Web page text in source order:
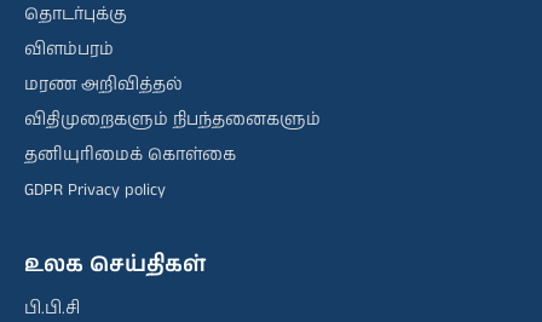
தொடர்புக்கு
விளம்பரம்
மரண அறிவித்தல்
விதிமுறைகளும் நிபந்தனைகளும்
தனியுரிமைக் கொள்கை
GDPR Privacy policy
உலக செய்திகள்
பி.பி.சி